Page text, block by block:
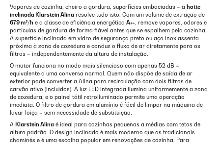
Vapores de cozinha, cheiro a gordura, superfícies embaciadas – a hotte
inclinada Klarstein Alina resolve tudo isto. Com um volume de extração de
679 m³/h e a classe de eficiência energética A++, remove vapores, odores e
partículas de gordura de forma fiável antes que se espalhem pela cozinha.
A superfície inclinada em vidro de segurança preto ou aço inox assenta
próxima à zona de cozedura e conduz o fluxo de ar diretamente para os
filtros – independentemente da altura de instalação.
O motor funciona no modo mais silencioso com apenas 52 dB –
equivalente a uma conversa normal. Quem não dispõe de saída de ar
exterior pode converter a Alina para recirculação com dois filtros de
carvão ativo (incluídos). A luz LED integrada ilumina uniformemente a zona
de cozedura, e o painel tátil retroiluminado permite uma operação
imediata. O filtro de gordura em alumínio é fácil de limpar na máquina de
lavar loiça – sem necessidade de substituição.
A Klarstein Alina é ideal para cozinhas pequenas a médias com tetos de
altura padrão. O design inclinado é mais moderno que as tradicionais
chaminés e é uma escolha popular em renovações de cozinha. Para